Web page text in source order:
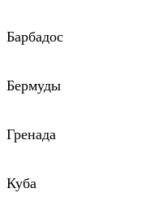
Барбадос
Бермуды
Гренада
Куба